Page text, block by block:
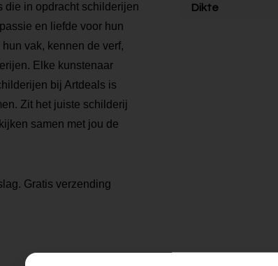
die in opdracht schilderijen
en liefde voor hun
vak, kennen de verf,
Elke kunstenaar
bij Artdeals is
Zit het juiste schilderij
samen met jou de
Gratis verzending
Dikte